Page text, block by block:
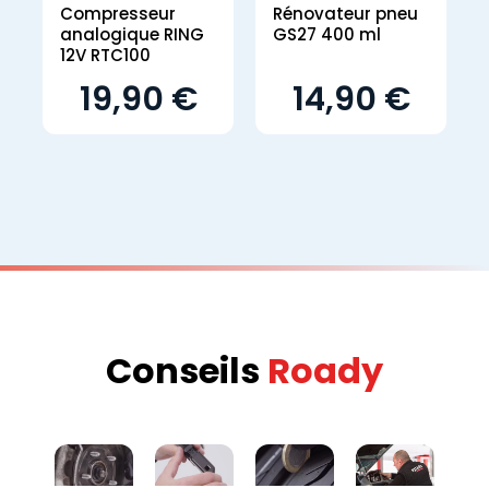
Compresseur
analogique RING
12V RTC100
19,90 €
Rénovateur pneu
GS27 400 ml
14,90 €
Conseils Roady